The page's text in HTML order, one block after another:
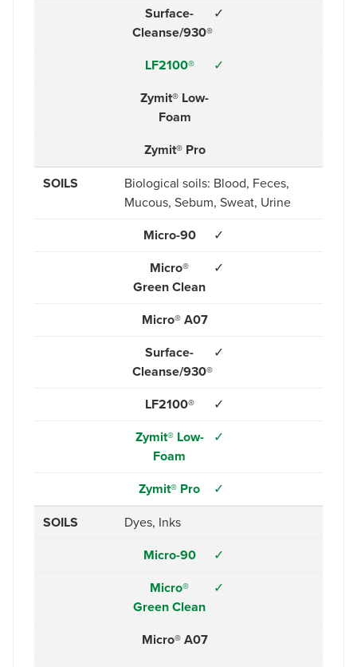
Surface-
Cleanse/930®
✓
LF2100® ✓
Zymit® Low-
Foam
Zymit® Pro
SOILS Biological soils: Blood, Feces,
Mucous, Sebum, Sweat, Urine
Micro-90 ✓
Micro®
Green Clean
✓
Micro® A07
Surface-
Cleanse/930®
✓
LF2100® ✓
Zymit® Low-
Foam
✓
Zymit® Pro ✓
SOILS Dyes, Inks
Micro-90 ✓
Micro®
Green Clean
✓
Micro® A07